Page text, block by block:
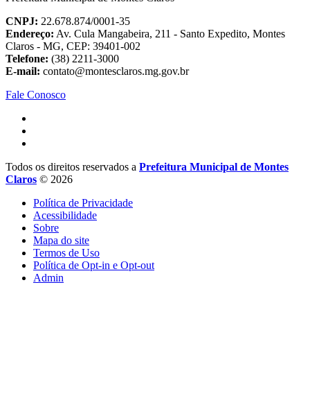
CNPJ: 22.678.874/0001-35
Endereço: Av. Cula Mangabeira, 211 - Santo Expedito, Montes
Claros - MG, CEP: 39401-002
Telefone: (38) 2211-3000
E-mail: contato@montesclaros.mg.gov.br
Fale Conosco
Todos os direitos reservados a Prefeitura Municipal de Montes
Claros © 2026
Política de Privacidade
Acessibilidade
Sobre
Mapa do site
Termos de Uso
Política de Opt-in e Opt-out
Admin